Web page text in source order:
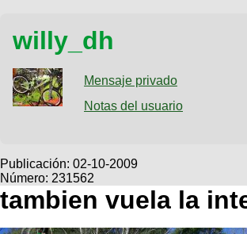
tu foto
Galeria
XC
Viajes
Descenso
SUBÃ
tu
Buscar
Ultimos
Fotos
BicicleterÃ­
as
Bicicletas
Tandem
Videos
Cicloturismo
willy_dh
Mensaje privado
Notas del usuario
Publicación: 02-10-2009
Número: 231562
tambien vuela la